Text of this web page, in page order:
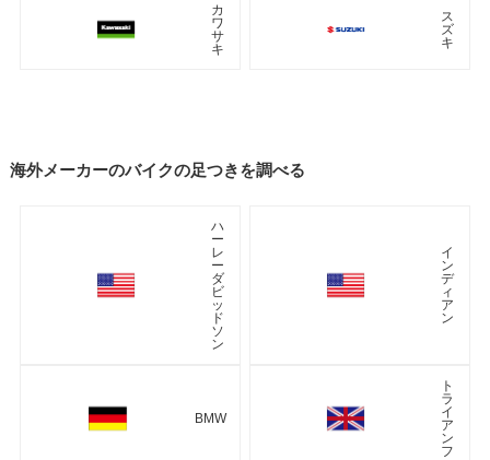
カ
ワ
サ
キ
ス
ズ
キ
海外メーカーのバイクの足つきを調べる
ハ
ー
レ
ー
ダ
ビ
ッ
ド
ソ
ン
イ
ン
デ
ィ
ア
ン
BMW
ト
ラ
イ
ア
ン
フ